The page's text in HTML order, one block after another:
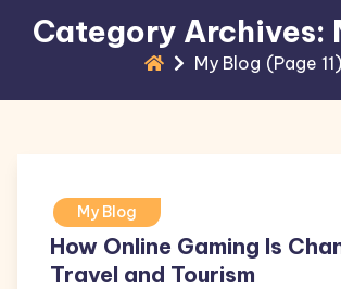
Category Archives:
My Blog (Page 11)
My Blog
How Online Gaming Is
Travel and Tourism